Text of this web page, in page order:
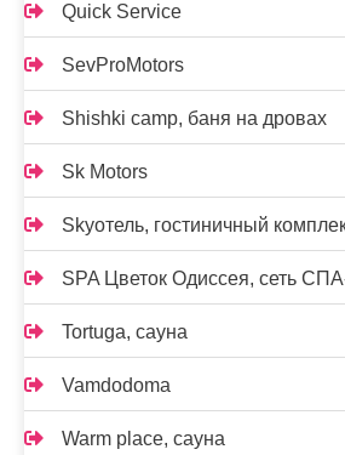
Quick Service
SevProMotors
Shishki camp, баня на дровах
Sk Motors
Skyотель, гостиничный
SPA Цветок Одиссея, сеть
Tortuga, сауна
Vamdodoma
Warm place, сауна